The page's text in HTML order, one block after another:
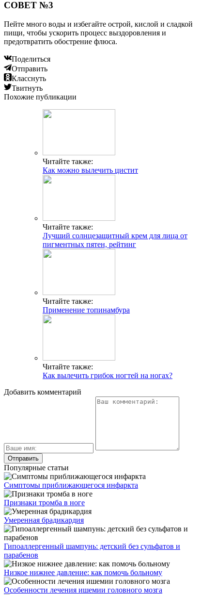
СОВЕТ №3
Пейте много воды и избегайте острой, кислой и сладкой
пищи, чтобы ускорить процесс выздоровления и
предотвратить обострение флюса.
Поделиться
Отправить
Класснуть
Твитнуть
Похожие публикации
Читайте также:
Как можно вылечить цистит
Читайте также:
Лучший солнцезащитный крем для лица от
пигментных пятен, рейтинг
Читайте также:
Применение топинамбура
Читайте также:
Как вылечить грибок ногтей на ногах?
Добавить комментарий
Популярные статьи
Симптомы приближающегося инфаркта
Признаки тромба в ноге
Умеренная брадикардия
Гипоаллергенный шампунь: детский без сульфатов и
парабенов
Низкое нижнее давление: как помочь больному
Особенности лечения ишемии головного мозга